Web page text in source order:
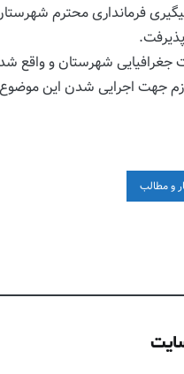
فرمانداری محترم
جغرافیایی شهرستان و واقع
جهت اجرایی شدن این
و مطالب